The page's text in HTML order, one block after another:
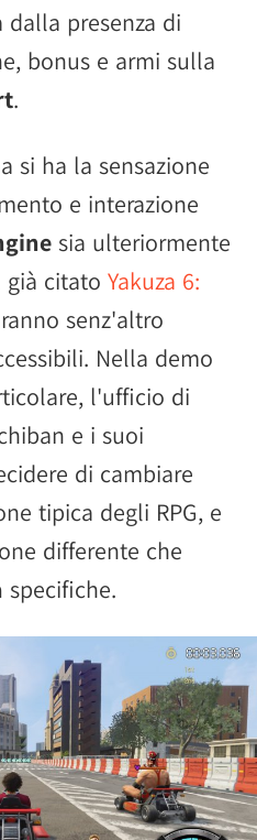
presenza di
bonus e armi sulla
.
si ha la sensazione
e interazione
sia ulteriormente
citato Yakuza 6:
senz'altro
Nella demo
l'ufficio di
e i suoi
di cambiare
tipica degli RPG, e
differente che
specifiche.